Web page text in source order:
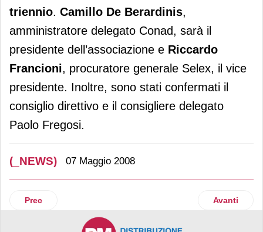
triennio. Camillo De Berardinis,
amministratore delegato Conad, sarà il
presidente dell’associazione e Riccardo
Francioni, procuratore generale Selex, il vice
presidente. Inoltre, sono stati confermati il
consiglio direttivo e il consigliere delegato
Paolo Fregosi.
(_NEWS) 07 Maggio 2008
Articolo precedente: Consumi
Prec Articolo
Avanti